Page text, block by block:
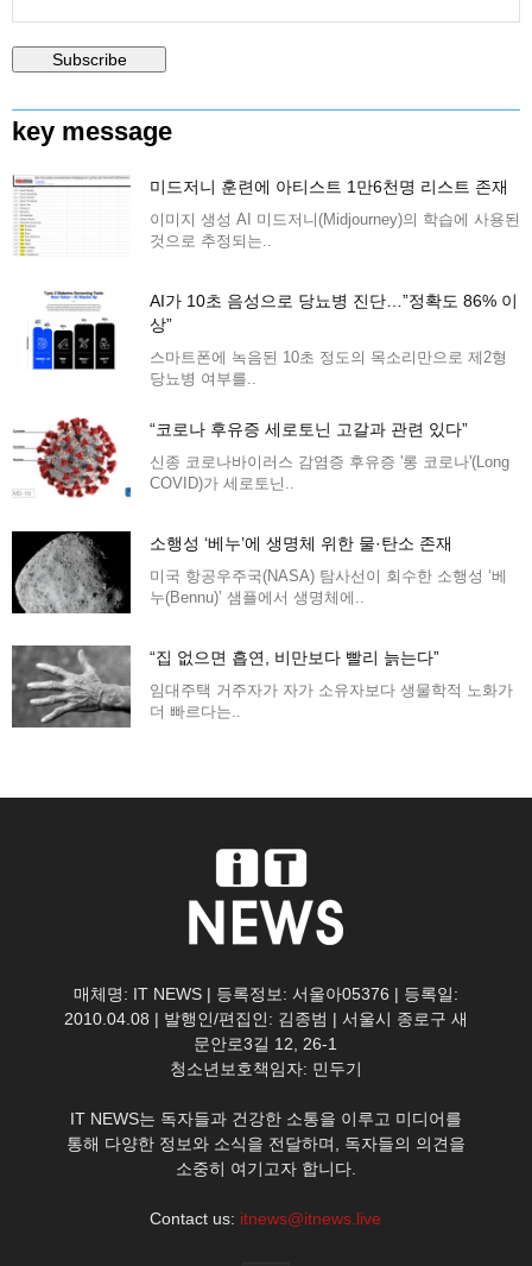
key message
미드저니 훈련에 아티스트 1만6천명 리스트 존재
이미지 생성 AI 미드저니(Midjourney)의 학습에 사용된
것으로 추정되는..
AI가 10초 음성으로 당뇨병 진단…”정확도 86% 이
상”
스마트폰에 녹음된 10초 정도의 목소리만으로 제2형
당뇨병 여부를..
“코로나 후유증 세로토닌 고갈과 관련 있다”
신종 코로나바이러스 감염증 후유증 '롱 코로나'(Long
COVID)가 세로토닌..
소행성 ‘베누’에 생명체 위한 물·탄소 존재
미국 항공우주국(NASA) 탐사선이 회수한 소행성 ‘베
누(Bennu)’ 샘플에서 생명체에..
“집 없으면 흡연, 비만보다 빨리 늙는다”
임대주택 거주자가 자가 소유자보다 생물학적 노화가
더 빠르다는..
매체명: IT NEWS | 등록정보: 서울아05376 | 등록일:
2010.04.08 | 발행인/편집인: 김종범 | 서울시 종로구 새
문안로3길 12, 26-1
청소년보호책임자: 민두기
IT NEWS는 독자들과 건강한 소통을 이루고 미디어를
통해 다양한 정보와 소식을 전달하며, 독자들의 의견을
소중히 여기고자 합니다.
Contact us: itnews@itnews.live